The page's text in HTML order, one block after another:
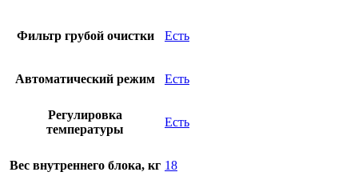
Фильтр грубой очистки Есть
Автоматический режим Есть
Регулировка
температуры
Есть
Вес внутреннего блока, кг 18